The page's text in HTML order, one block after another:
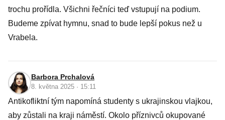
trochu prořídla. Všichni řečníci teď vstupují na podium.
Budeme zpívat hymnu, snad to bude lepší pokus než u
Vrabela.
Barbora Prchalová
8. května 2025 · 15:11
Antikofliktní tým napomíná studenty s ukrajinskou vlajkou,
aby zůstali na kraji náměstí. Okolo příznivců okupované